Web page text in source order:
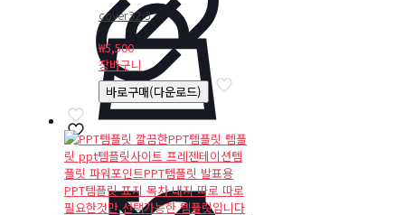
cover32-3
₩5,500
장바구니
바로구매(다운로드)